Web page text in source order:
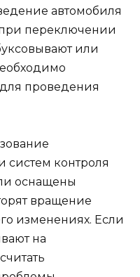
автомобиля
переключении
или
проведения
систем контроля
оснащены
вращение
изменениях. Если
на